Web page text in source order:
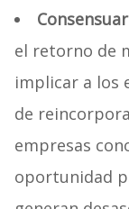
el retorno de
implicar a los
de
empresas
oportunidad